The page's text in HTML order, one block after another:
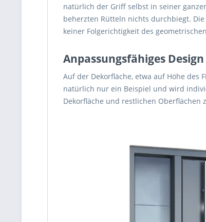
natürlich der Griff selbst in seiner
beherzten Rütteln nichts durchbiegt.
keiner Folgerichtigkeit des
Anpassungsfähiges Design
Auf der Dekorfläche, etwa auf Höhe des
natürlich nur ein Beispiel und wird
Dekorfläche und restlichen